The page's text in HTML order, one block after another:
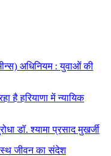
अधिनियम : युवाओं की
है हरियाणा में न्यायिक
डॉ. श्यामा प्रसाद मुखर्जी
जीवन का संदेश